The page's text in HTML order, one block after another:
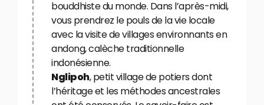
bouddhiste du monde. Dans l’après-midi,
vous prendrez le pouls de la vie locale
avec la visite de villages environnants en
andong, calèche traditionnelle
indonésienne.
Nglipoh, petit village de potiers dont
l’héritage et les méthodes ancestrales